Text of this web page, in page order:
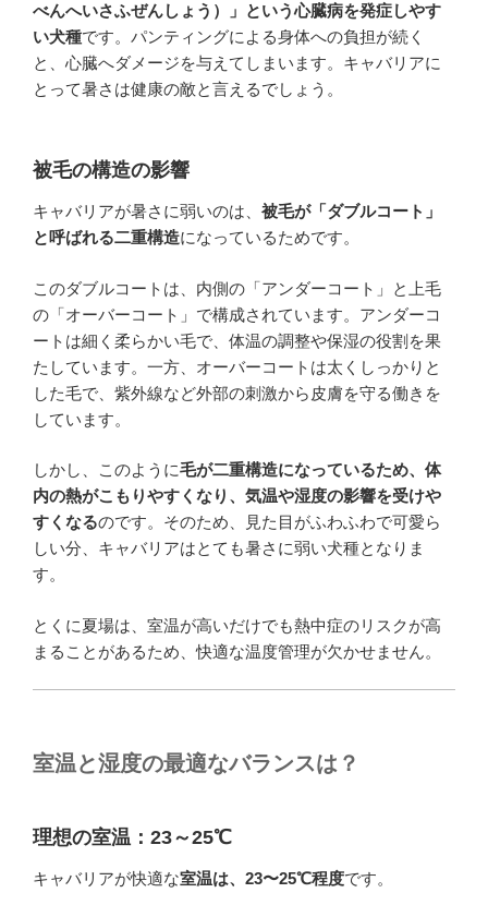
べんへいさふぜんしょう）」という心臓病を発症しやす
い犬種です。パンティングによる身体への負担が続く
と、心臓へダメージを与えてしまいます。キャバリアに
とって暑さは健康の敵と言えるでしょう。
被毛の構造の影響
キャバリアが暑さに弱いのは、 被毛が「ダブルコート」
と呼ばれる二重構造になっているためです。
このダブルコートは、内側の「アンダーコート」と上毛
の「オーバーコート」で構成されています。アンダーコ
ートは細く柔らかい毛で、体温の調整や保湿の役割を果
たしています。一方、オーバーコートは太くしっかりと
した毛で、紫外線など外部の刺激から皮膚を守る働きを
しています。
しかし、このように毛が二重構造になっているため、体
内の熱がこもりやすくなり、気温や湿度の影響を受けや
すくなるのです。そのため、見た目がふわふわで可愛ら
しい分、キャバリアはとても暑さに弱い犬種となりま
す。
とくに夏場は、室温が高いだけでも熱中症のリスクが高
まることがあるため、快適な温度管理が欠かせません。
室温と湿度の最適なバランスは？
理想の室温：23～25℃
キャバリアが快適な室温は、23〜25℃程度です。